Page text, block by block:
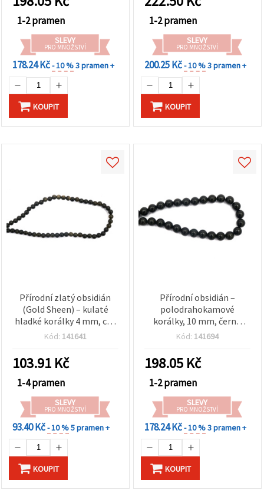
Přijmout
vše
Nastavení
1-2 pramen
SLEVY
PRO MNOŽSTVÍ
178.24 Kč- 10 %3 pramen +
KOUPIT
a DIY tvoření
1-2 pramen
SLEVY
PRO MNOŽSTVÍ
200.25 Kč- 10 %3 pramen +
KOUPIT
Přírodní zlatý obsidián
(Gold Sheen) – kulaté
hladké korálky 4 mm, cca
88 ks na návleku – černé
korálky na výrobu šperků
Kód: 141641
103.91 Kč
1-4 pramen
SLEVY
PRO MNOŽSTVÍ
93.40 Kč- 10 %5 pramen +
KOUPIT
Přírodní obsidián –
polodrahokamové
korálky, 10 mm, černé
kulaté, 40 ks, na výrobu
Kód: 141694
198.05 Kč
1-2 pramen
SLEVY
PRO MNOŽSTVÍ
178.24 Kč- 10 %3 pramen +
KOUPIT